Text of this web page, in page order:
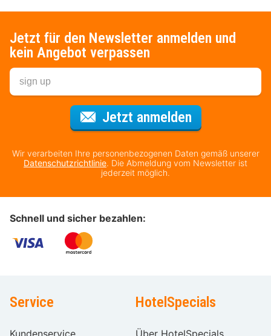
Jetzt für den Newsletter anmelden und
kein Angebot verpassen
Jetzt anmeldenFür den
Wir verarbeiten Ihre personenbezogenen Daten gemäß unserer
Datenschutzrichtlinie. Die Abmeldung vom Newsletter ist
jederzeit möglich.
Schnell und sicher bezahlen:
Service HotelSpecials